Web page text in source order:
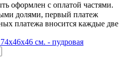
оформлен с оплатой частями.
долями, первый платеж
платежа вносится каждые две
см. - пудровая